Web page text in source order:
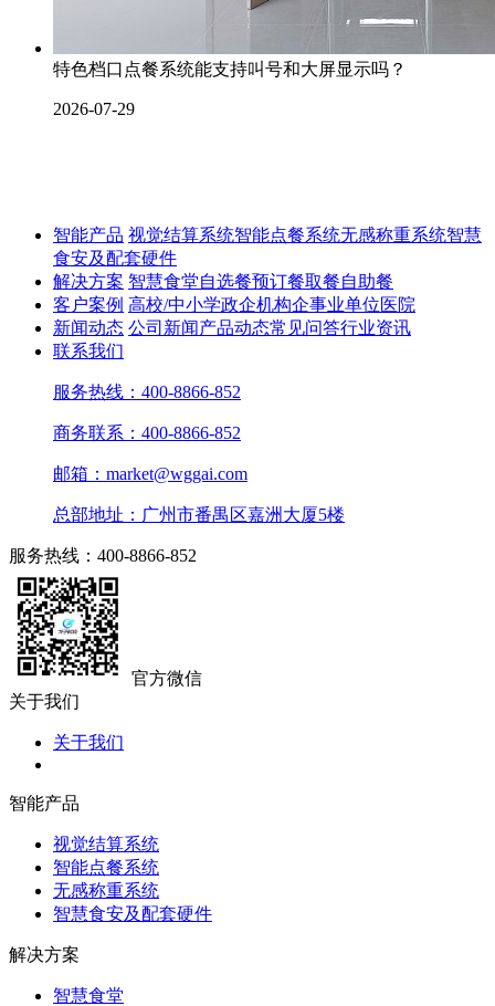
特色档口点餐系统能支持叫号和大屏显示吗？
2026-07-29
智能产品 视觉结算系统智能点餐系统无感称重系统智慧
食安及配套硬件
解决方案 智慧食堂自选餐预订餐取餐自助餐
客户案例 高校/中小学政企机构企事业单位医院
新闻动态 公司新闻产品动态常见问答行业资讯
联系我们
服务热线：400-8866-852
商务联系：400-8866-852
邮箱：market@wggai.com
总部地址：广州市番禺区嘉洲大厦5楼
服务热线：400-8866-852
官方微信
关于我们
关于我们
智能产品
视觉结算系统
智能点餐系统
无感称重系统
智慧食安及配套硬件
解决方案
智慧食堂